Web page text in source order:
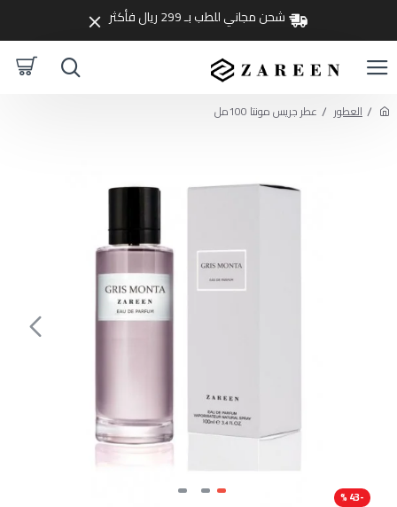
شحن مجاني للطب بـ 299 ريال فأكثر
العطور عطر جريس مونتا 100مل
-43 %